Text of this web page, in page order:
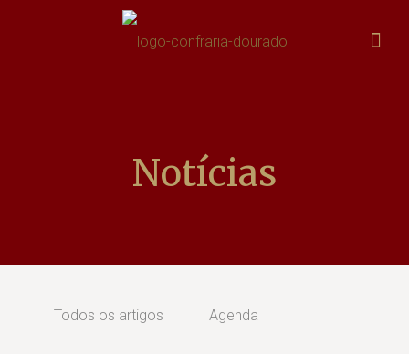
Notícias
Todos os artigos Agenda